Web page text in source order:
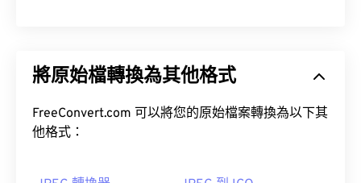
將原始檔轉換為其他格式
FreeConvert.com 可以將您的原始檔案轉換為以下其
他格式：